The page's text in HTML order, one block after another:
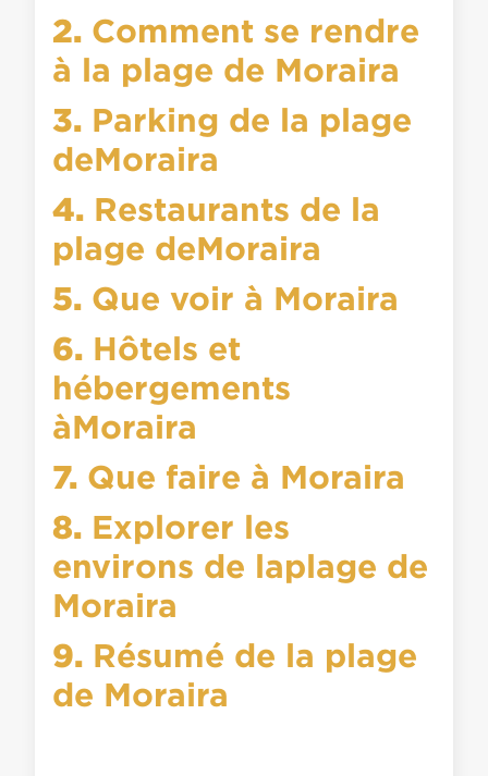
2. Comment se rendre
à la plage de Moraira
3. Parking de la plage
deMoraira
4. Restaurants de la
plage deMoraira
5. Que voir à Moraira
6. Hôtels et
hébergements
àMoraira
7. Que faire à Moraira
8. Explorer les
environs de laplage de
Moraira
9. Résumé de la plage
de Moraira